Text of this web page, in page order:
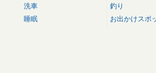
洗車
睡眠
釣り
お出かけスポ